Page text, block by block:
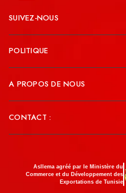
SUIVEZ-NOUS
POLITIQUE
A PROPOS DE NOUS
CONTACT :
Asllema agréé par le Ministère du
Commerce et du Développement des
Exportations de Tunisie